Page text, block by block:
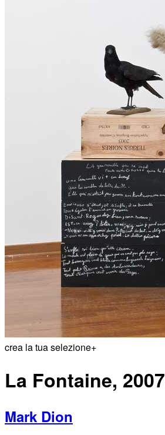
crea la tua selezione+
La Fontaine, 2007
Mark Dion